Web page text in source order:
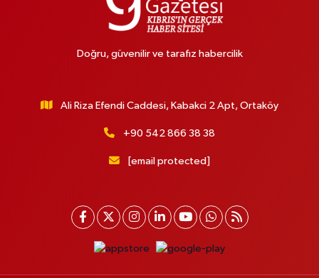
Doğru, güvenilir ve tarafız habercilik
Ali Riza Efendi Caddesi, Kabakci 2 Apt, Ortaköy
+90 542 866 38 38
[email protected]